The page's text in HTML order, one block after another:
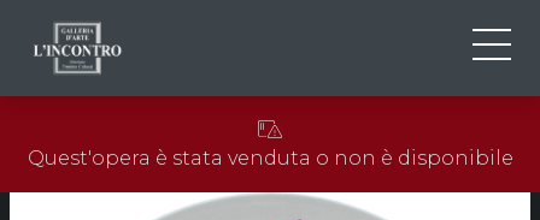
EN
FR
NEWS ED EVENTI
ARTISTI E OPERE
Quest'opera è stata venduta o non è disponibile